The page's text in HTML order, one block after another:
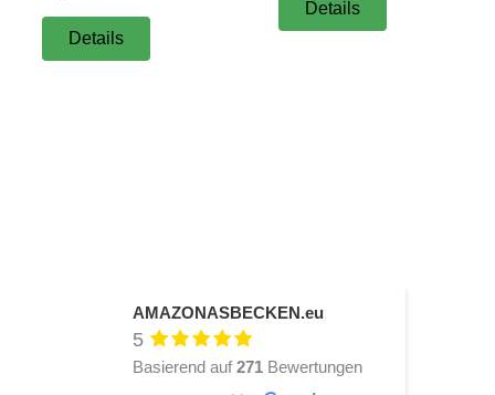
Details
Details
AMAZONASBECKEN.eu
5
Basierend auf 271 Bewertungen